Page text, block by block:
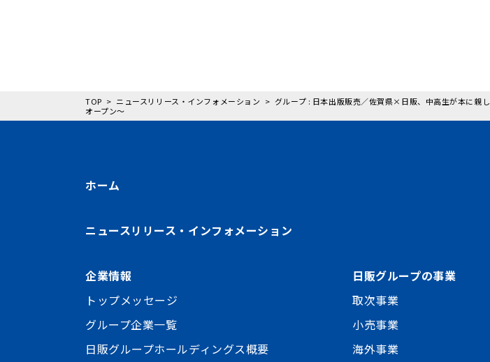
TOP ニュースリリース・インフォメーション
グループ : 日本出版販売／佐賀県×日販、中高生が本に親
オープン～
ホーム
ニュースリリース・インフォメーション
企業情報
トップメッセージ
グループ企業一覧
日販グループホールディングス概要
日販グループの事業
取次事業
小売事業
海外事業